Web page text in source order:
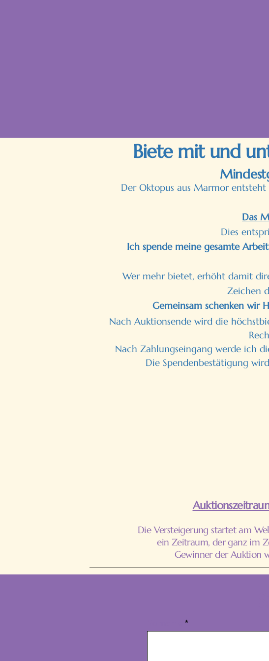
Biete mit und
Der Oktopus aus Marmor
Das
Dies
Ich spende meine gesamte
Wer mehr bietet, erhöht damit
Zeichen
Gemeinsam schenken wir
Nach Auktionsende wird die
Nach Zahlungseingang werde ich
Die Spendenbestätigung
Die Versteigerung startet am
ein Zeitraum, der ganz im
Gewinner der Auktion